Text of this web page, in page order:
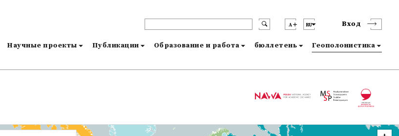
A RU Вход
Научные проекты Публикации Образование и работа бюллетень Геополонистика